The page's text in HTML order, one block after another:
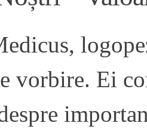
vorbire. Ei